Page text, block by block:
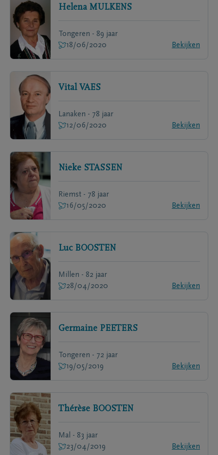
Helena MULKENS
Tongeren - 89 jaar
18/06/2020
Bekijken
Vital VAES
Lanaken - 78 jaar
12/06/2020
Bekijken
Nieke STASSEN
Riemst - 78 jaar
16/05/2020
Bekijken
Luc BOOSTEN
Millen - 82 jaar
28/04/2020
Bekijken
Germaine PEETERS
Tongeren - 72 jaar
19/05/2019
Bekijken
Thérèse BOOSTEN
Mal - 83 jaar
23/04/2019
Bekijken